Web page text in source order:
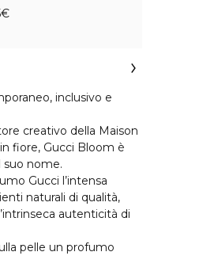
inclusivo e
creativo della Maison
fiore, Gucci Bloom è
suo nome.
Gucci l’intensa
naturali di qualità,
autenticità di
pelle un profumo